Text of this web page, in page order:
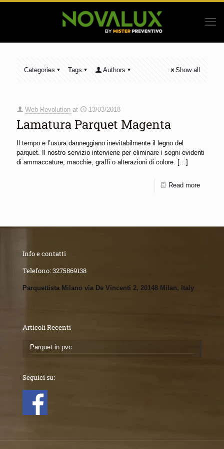
Categories Tags Authors Show all
Web Revolution at 13/03/2018
Lamatura Parquet Magenta
Il tempo e l’usura danneggiano inevitabilmente il legno del
parquet. Il nostro servizio interviene per eliminare i segni evidenti
di ammaccature, macchie, graffi o alterazioni di colore. […]
Read more
Info e contatti
Telefono:3275869138
Parquettista Milano via De Vincenti 2, 20148 Milan, Italy
Articoli Recenti
Parquet in pvc
Seguici su: